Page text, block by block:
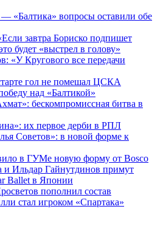
вопросы оставили обе
завтра Бориско подпишет
будет «выстрел в голову»
«У Кругового все передачи
гол не помешал ЦСКА
над «Балтикой»
бескомпромиссная битва в
их первое дерби в РПЛ
Советов»: в новой форме к
в ГУМе новую форму от Bosco
и Ильдар Гайнутдинов примут
Ballet в Японии
пополнил состав
стал игроком «Спартака»